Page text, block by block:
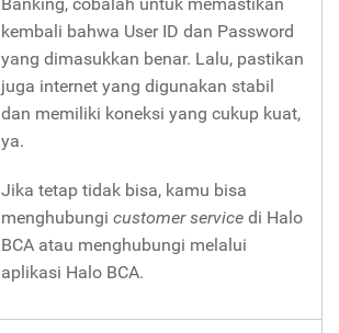
kembali bahwa User ID dan Password
yang dimasukkan benar. Lalu, pastikan
juga internet yang digunakan stabil
dan memiliki koneksi yang cukup kuat,
ya.
Jika tetap tidak bisa, kamu bisa
menghubungi customer service di Halo
BCA atau menghubungi melalui
aplikasi Halo BCA.